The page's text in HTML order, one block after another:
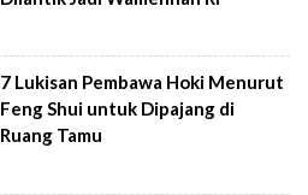
7 Lukisan Pembawa Hoki Menurut
Feng Shui untuk Dipajang di
Ruang Tamu